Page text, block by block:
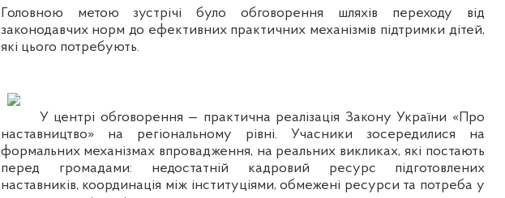
Головною метою зустрічі було обговорення шляхів переходу від
законодавчих норм до ефективних практичних механізмів підтримки дітей,
які цього потребують.
У центрі обговорення — практична реалізація Закону України «Про
наставництво» на регіональному рівні. Учасники зосередилися на
формальних механізмах впровадження, на реальних викликах, які постають
перед громадами: недостатній кадровий ресурс підготовлених
наставників, координація між інституціями, обмежені ресурси та потреба у